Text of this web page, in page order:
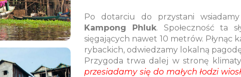
Po dotarciu do przystani
Kampong Phluk. Społeczność ta
sięgających nawet 10 metrów. Płynąc
rybackich, odwiedzamy lokalną pagodę
Przygoda trwa dalej w stronę
przesiadamy się do małych łodzi